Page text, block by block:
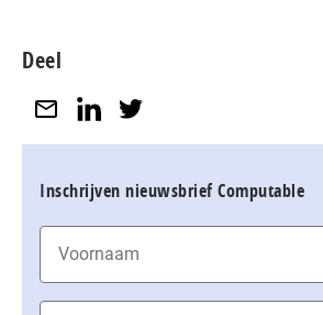
Deel
Inschrijven nieuwsbrief Computable